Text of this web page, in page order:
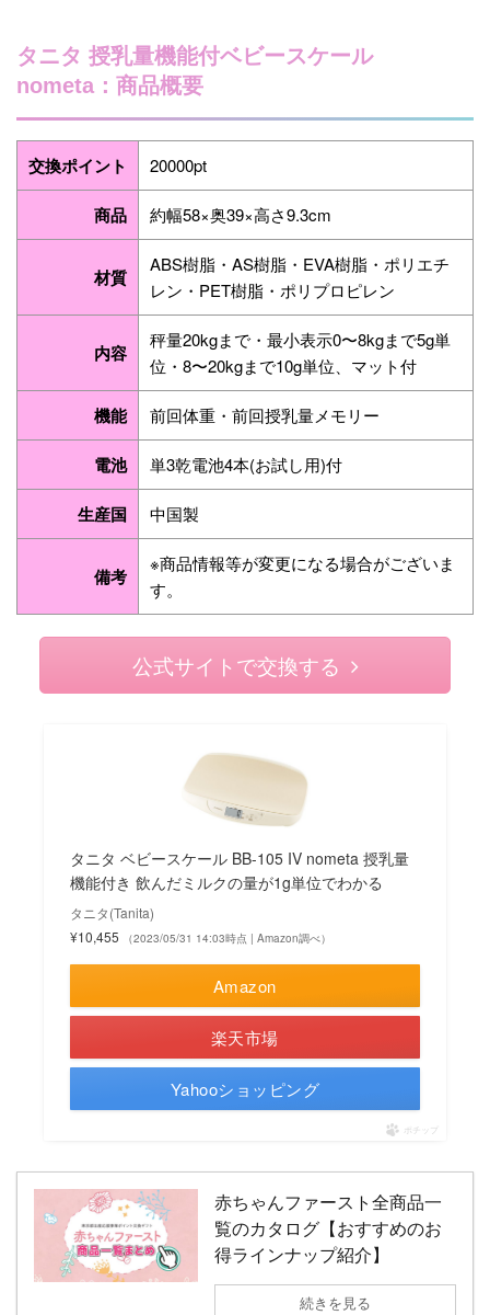
タニタ 授乳量機能付ベビースケール
nometa：商品概要
交換ポイント 20000pt
商品 約幅58×奥39×高さ9.3cm
材質
ABS樹脂・AS樹脂・EVA樹脂・ポリエチ
レン・PET樹脂・ポリプロピレン
内容
秤量20kgまで・最小表示0〜8kgまで5g単
位・8〜20kgまで10g単位、マット付
機能 前回体重・前回授乳量メモリー
電池 単3乾電池4本(お試し用)付
生産国 中国製
備考
※商品情報等が変更になる場合がございま
す。
公式サイトで交換する
タニタ ベビースケール BB-105 IV nometa 授乳量
機能付き 飲んだミルクの量が1g単位でわかる
タニタ(Tanita)
¥10,455
（2023/05/31 14:03時点 | Amazon調べ）
Amazon
楽天市場
Yahooショッピング
ポチップ
赤ちゃんファースト全商品一
覧のカタログ【おすすめのお
得ラインナップ紹介】
続きを見る